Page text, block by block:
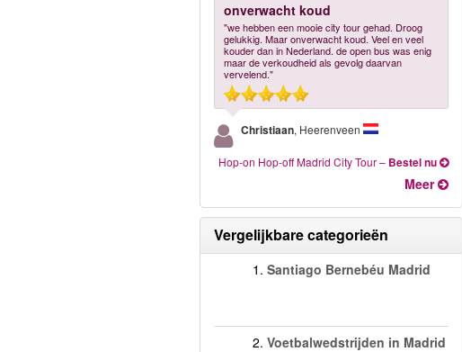
onverwacht koud
"we hebben een mooie city tour gehad. Droog
gelukkig. Maar onverwacht koud. Veel en veel
kouder dan in Nederland. de open bus was enig
maar de verkoudheid als gevolg daarvan
vervelend."
Christiaan, Heerenveen
Hop-on Hop-off Madrid City Tour– Bestel nu
Meer
Vergelijkbare categorieën
1. Santiago Bernebéu Madrid
2. Voetbalwedstrijden in Madrid